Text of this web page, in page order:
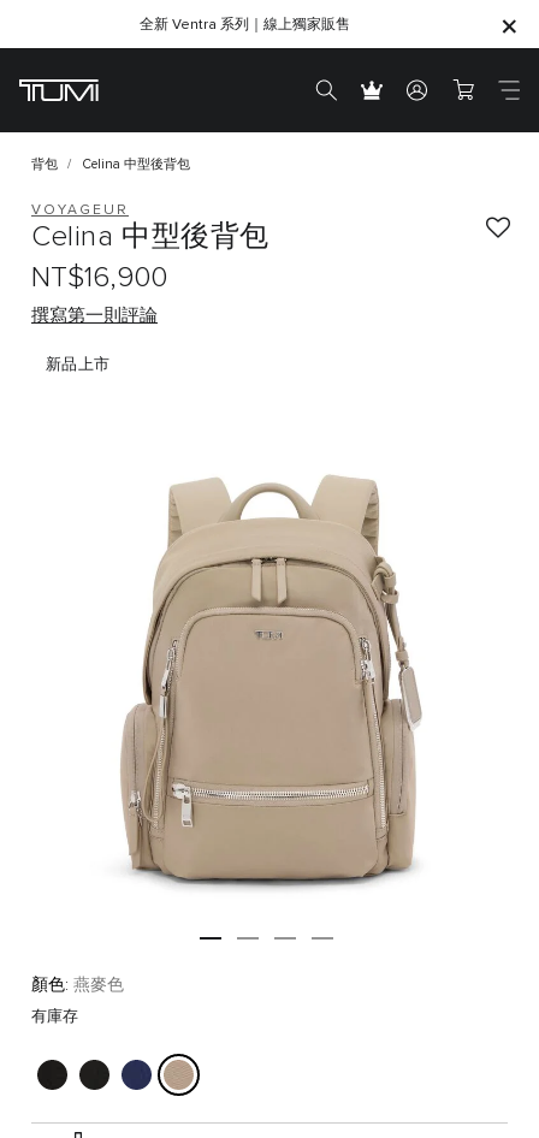
SHOP GIFTS
SHOP GIFTS
全新 Ventra 系列｜線上獨家販售
背包 Celina 中型後背包
新品上市
VOYAGEUR
Celina 中型後背包
NT$16,900
撰寫第一則評論
顏色: 燕麥色
有庫存